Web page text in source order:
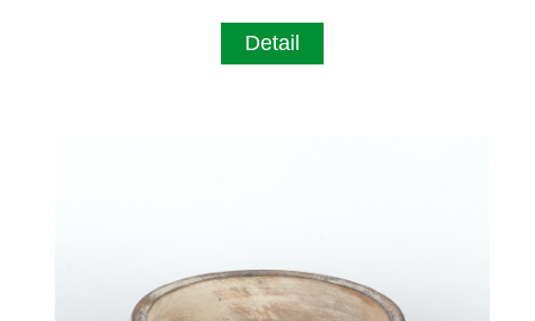
Detail